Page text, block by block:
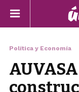
Política y Economía